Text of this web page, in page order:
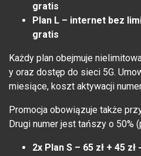
gratis
Plan L – internet bez
gratis
Każdy plan obejmuje
y oraz dostęp do sieci 5G.
miesiące, koszt aktywacji
Promocja obowiązuje także
Drugi numer jest tańszy o 50%
2x Plan S – 65 zł + 45